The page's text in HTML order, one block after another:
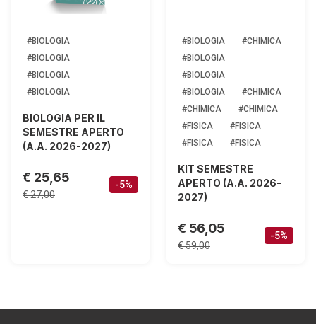
#BIOLOGIA
#BIOLOGIA
#BIOLOGIA
#BIOLOGIA
BIOLOGIA PER IL
SEMESTRE APERTO
(A.A. 2026-2027)
€ 25,65
€ 27,00
-5%
#BIOLOGIA
#CHIMICA
#BIOLOGIA
#BIOLOGIA
#BIOLOGIA
#CHIMICA
#CHIMICA
#CHIMICA
#FISICA
#FISICA
#FISICA
#FISICA
KIT SEMESTRE
APERTO (A.A. 2026-
2027)
€ 56,05
€ 59,00
-5%